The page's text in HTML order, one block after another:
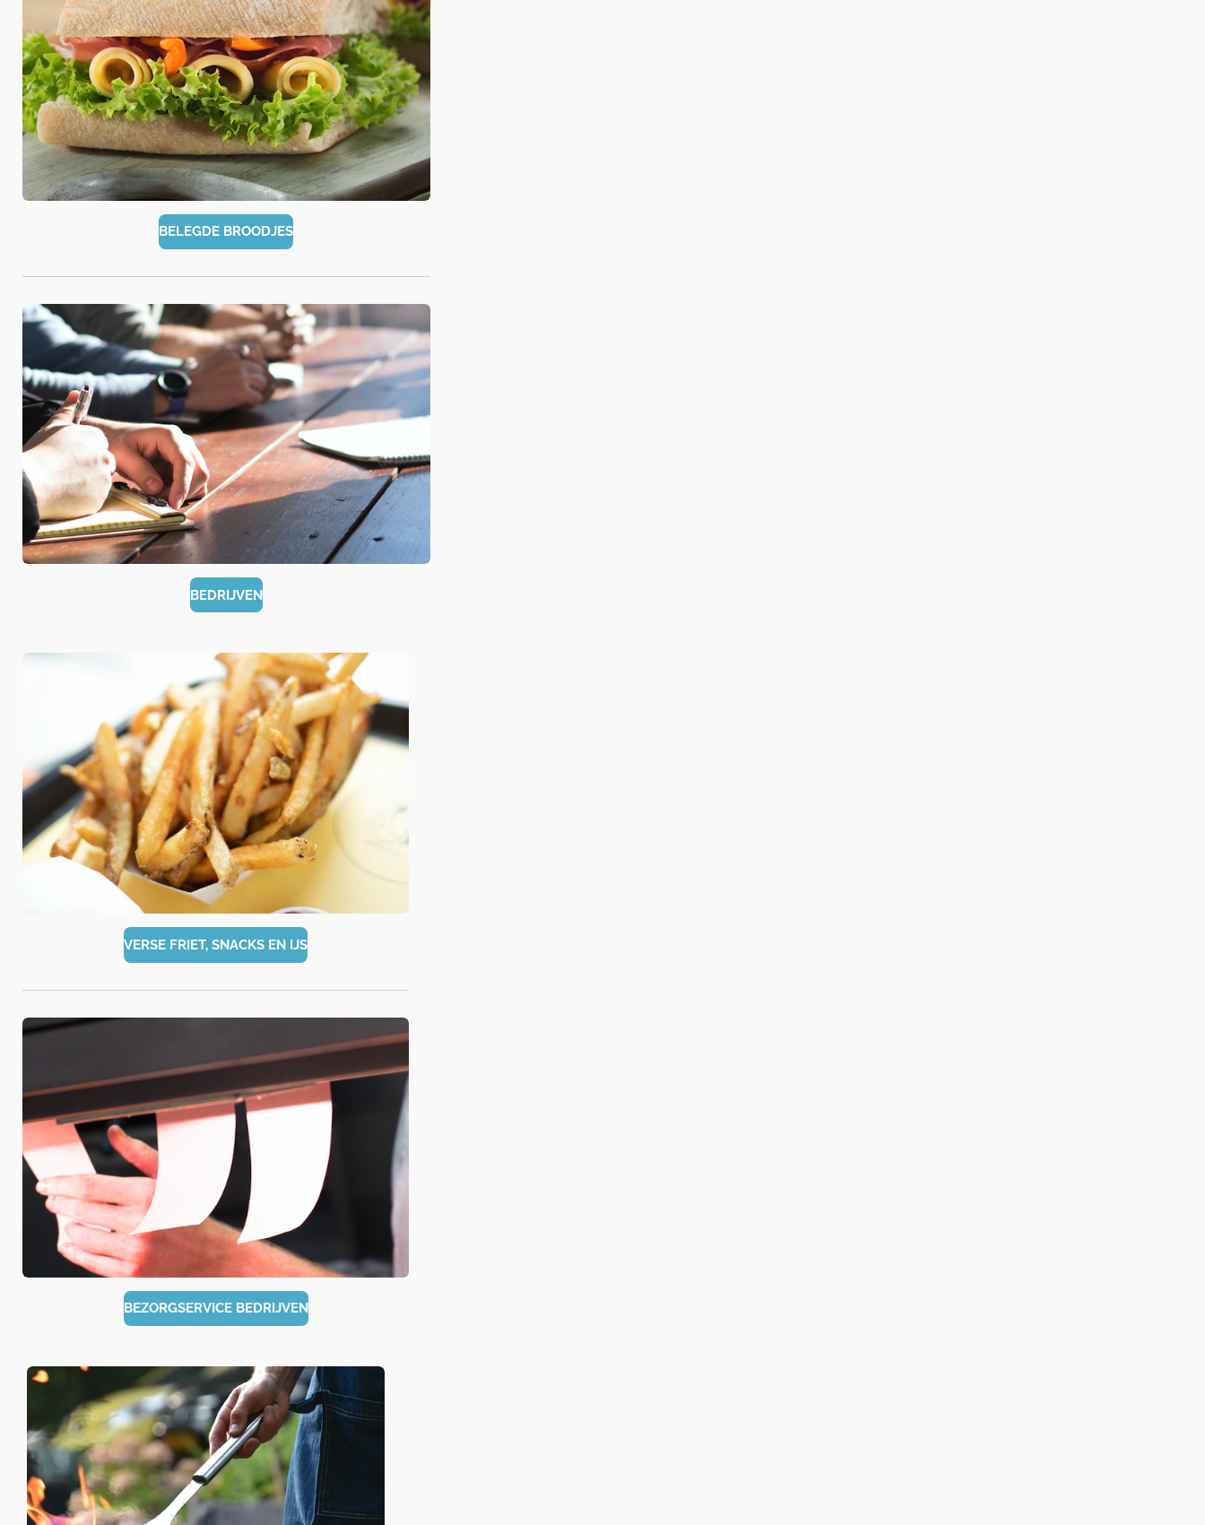
BELEGDE BROODJES
BEDRIJVEN
VERSE FRIET, SNACKS EN IJS
BEZORGSERVICE BEDRIJVEN